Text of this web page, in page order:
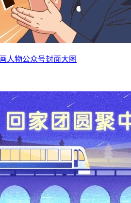
人物公众号封面大图